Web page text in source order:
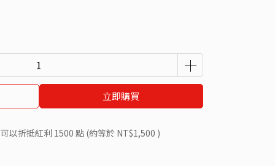
立即購買
以折抵紅利 1500 點 (約等於 NT$1,500 )